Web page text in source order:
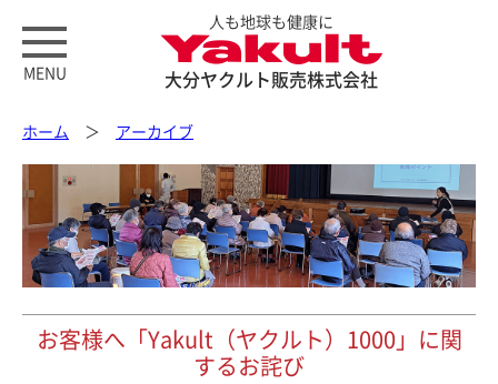
MENU
人も地球も健康に
大分ヤクルト販売株式会社
ホーム ＞ アーカイブ
お客様へ「Yakult（ヤクルト）1000」に関
するお詫び